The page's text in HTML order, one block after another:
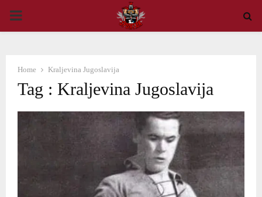
PRIMARY
Home Kraljevina Jugoslavija
Tag : Kraljevina Jugoslavija